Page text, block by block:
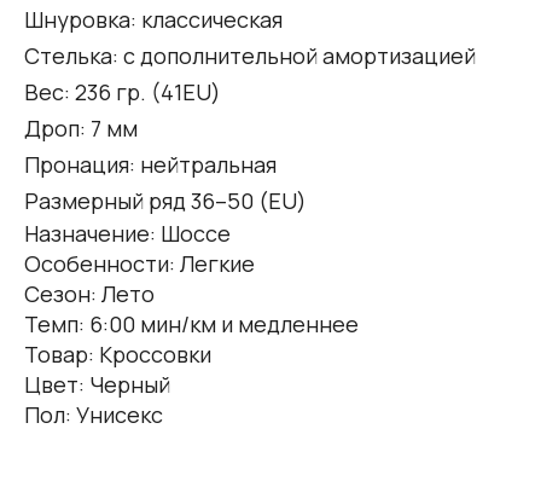
Шнуровка: классическая
Стелька: с дополнительной амортизацией
Вес: 236 гр. (41EU)
Дроп: 7 мм
Пронация: нейтральная
Размерный ряд 36–50 (ЕU)
Назначение: Шоссе
Особенности: Легкие
Сезон: Лето
Темп: 6:00 мин/км и медленнее
Товар: Кроссовки
Цвет: Черный
Пол: Унисекс